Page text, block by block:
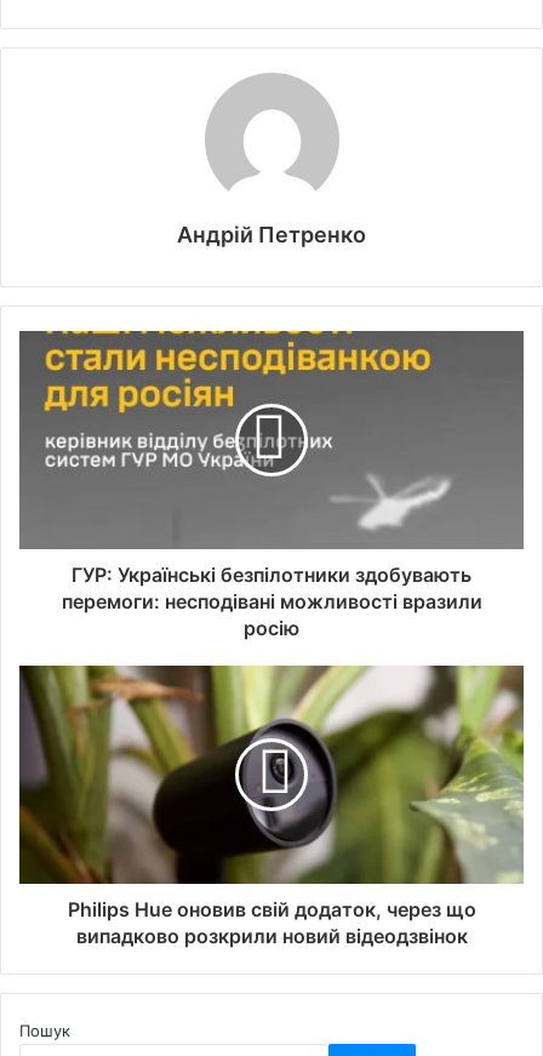
Андрій Петренко
ГУР: Українські безпілотники здобувають
перемоги: несподівані можливості вразили
росію
Philips Hue оновив свій додаток, через що
випадково розкрили новий відеодзвінок
Пошук